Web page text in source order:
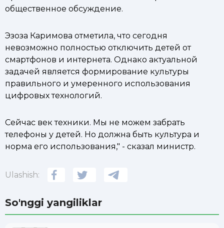
общественное обсуждение.
Эзоза Каримова отметила, что сегодня
невозможно полностью отключить детей от
смартфонов и интернета. Однако актуальной
задачей является формирование культуры
правильного и умеренного использования
цифровых технологий.
Сейчас век техники. Мы не можем забрать
телефоны у детей. Но должна быть культура и
норма его использования," - сказал министр.
Ulashish:
So'nggi yangiliklar